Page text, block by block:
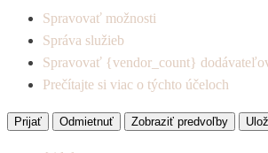
Spravovať možnosti
Správa služieb
Spravovať {vendor_count}
Prečítajte si viac o týchto účeloch
Prijať Odmietnuť Zobraziť predvoľby